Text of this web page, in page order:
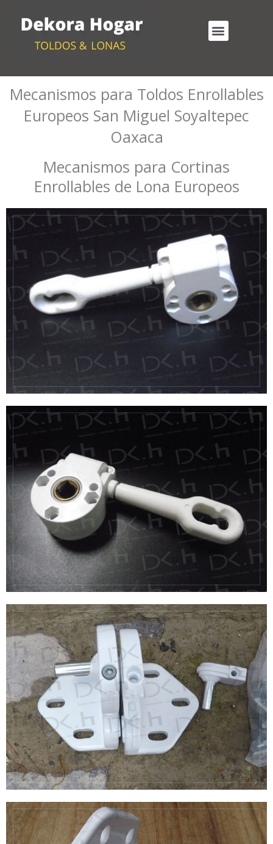
contenido
Menu
Mecanismos para Toldos Enrollables
Europeos San Miguel Soyaltepec
Oaxaca
Mecanismos para Cortinas
Enrollables de Lona Europeos